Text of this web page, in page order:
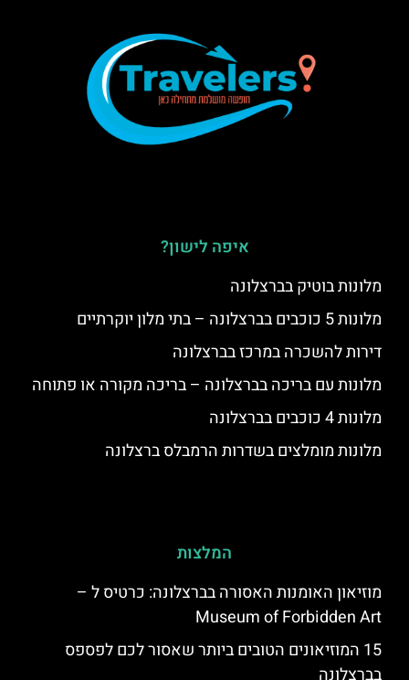
איפה לישון?
מלונות בוטיק בברצלונה
מלונות 5 כוכבים בברצלונה – בתי מלון יוקרתיים
דירות להשכרה במרכז בברצלונה
מלונות עם בריכה בברצלונה – בריכה מקורה או פתוחה
מלונות 4 כוכבים בברצלונה
מלונות מומלצים בשדרות הרמבלס ברצלונה
המלצות
מוזיאון האומנות האסורה בברצלונה: כרטיס ל –
Museum of Forbidden Art
15 המוזיאונים הטובים ביותר שאסור לכם לפספס
בברצלונה